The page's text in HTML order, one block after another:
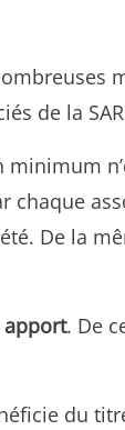
de la
minimum
chaque
De la
apport. De
du